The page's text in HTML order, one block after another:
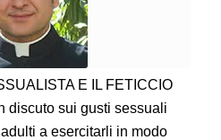
E IL FETICCIO
discuto sui gusti sessuali
a esercitarli in modo